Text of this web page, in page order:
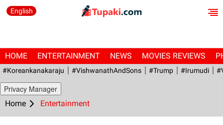
English
HOME ENTERTAINMENT NEWS MOVIES REVIEWS
#Koreankanakaraju #VishwanathAndSons #Trump #irumudi
Privacy Manager
Home Entertainment